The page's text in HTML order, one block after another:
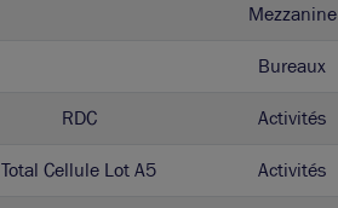
Mezzanine
Bureaux
RDC Activités
Total Cellule Lot A5 Activités